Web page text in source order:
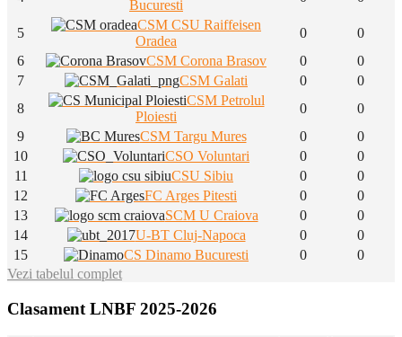
Bucuresti
5
CSM CSU Raiffeisen
Oradea
0
0
6
CSM Corona Brasov 0
0
7
CSM Galati 0
0
8
CSM Petrolul
Ploiesti
0
0
9
CSM Targu Mures 0
0
10
CSO Voluntari 0
0
11
CSU Sibiu 0
0
12
FC Arges Pitesti 0
0
13
SCM U Craiova 0
0
14
U-BT Cluj-Napoca 0
0
15
CS Dinamo Bucuresti 0
0
Vezi tabelul complet
Clasament LNBF 2025-2026